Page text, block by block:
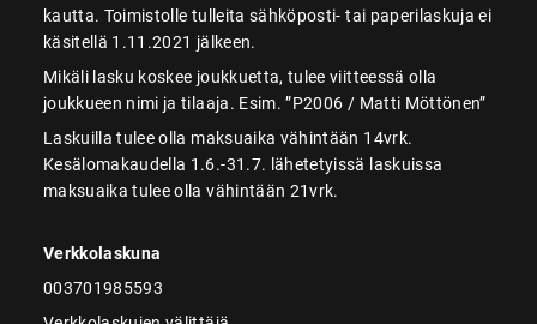
kautta. Toimistolle tulleita sähköposti- tai paperilaskuja ei
käsitellä 1.11.2021 jälkeen.
Mikäli lasku koskee joukkuetta, tulee viitteessä olla
joukkueen nimi ja tilaaja. Esim. ”P2006 / Matti Möttönen”
Laskuilla tulee olla maksuaika vähintään 14vrk.
Kesälomakaudella 1.6.-31.7. lähetetyissä laskuissa
maksuaika tulee olla vähintään 21vrk.
Verkkolaskuna
003701985593